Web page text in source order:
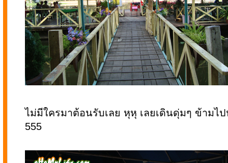
ไม่มีใครมาต้อนรับเลย หุหุ เลยเดินดุ่มๆ ข้ามไ
555